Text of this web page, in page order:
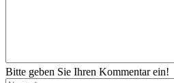
Bitte geben Sie Ihren Kommentar ein!